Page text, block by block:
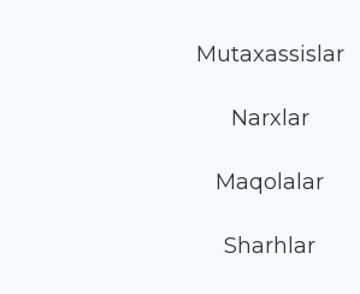
Mutaxassislar
Narxlar
Maqolalar
Sharhlar